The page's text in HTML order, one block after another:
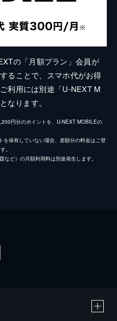
の「月額プラン」会員が
ることで、スマホ代がお得
利用には別途「U-NEXT M
なります。
円分のポイントを、U-NEXT MOBILEの
保有していない場合、差額分の料金はご登
。
ど）の月額利用料は別途発生します。